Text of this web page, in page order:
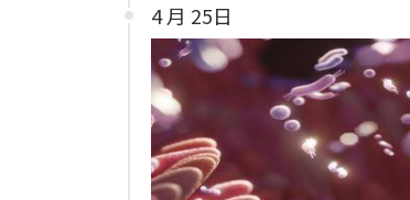
4 月 25日